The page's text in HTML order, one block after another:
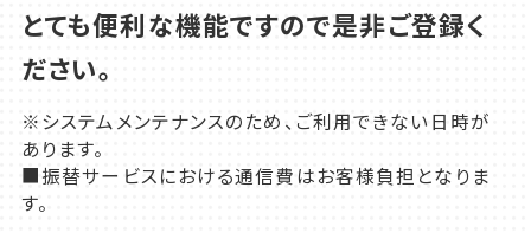
とても便利な機能ですので是非ご登録く
ださい。
※システムメンテナンスのため、ご利用できない日時が
あります。
■振替サービスにおける通信費はお客様負担となりま
す。